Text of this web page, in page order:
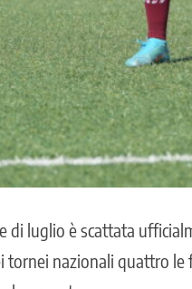
di luglio è scattata
tornei nazionali quattro